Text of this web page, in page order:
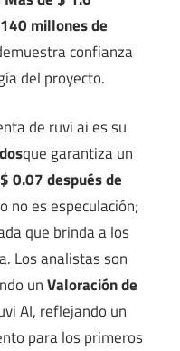
140 millones de
confianza
del proyecto.
de ruvi ai es su
que garantiza un
$ 0.07 después de
no es especulación;
que brinda a los
Los analistas son
unValoración de
AI, reflejando un
para los primeros